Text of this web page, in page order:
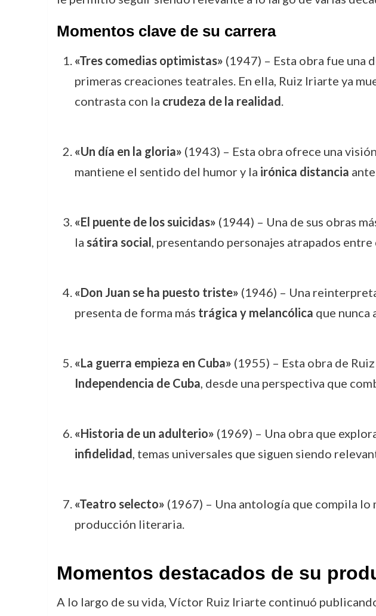
Momentos clave de su carrera
«Tres comedias optimistas» (1947) – Esta obra fue una
primeras creaciones teatrales. En ella, Ruiz Iriarte ya
contrasta con la crudeza de la realidad.
«Un día en la gloria» (1943) – Esta obra ofrece una
mantiene el sentido del humor y la irónica distancia
«El puente de los suicidas» (1944) – Una de sus obras
la sátira social, presentando personajes atrapados
«Don Juan se ha puesto triste» (1946) – Una
presenta de forma más trágica y melancólica que nunca
«La guerra empieza en Cuba» (1955) – Esta obra de
Independencia de Cuba, desde una perspectiva que
«Historia de un adulterio» (1969) – Una obra que
infidelidad, temas universales que siguen siendo
«Teatro selecto» (1967) – Una antología que compila
producción literaria.
Momentos destacados de su
A lo largo de su vida, Víctor Ruiz Iriarte continuó